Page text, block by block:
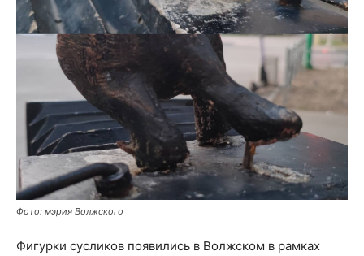
Фото: мэрия Волжского
Фигурки сусликов появились в Волжском в рамках